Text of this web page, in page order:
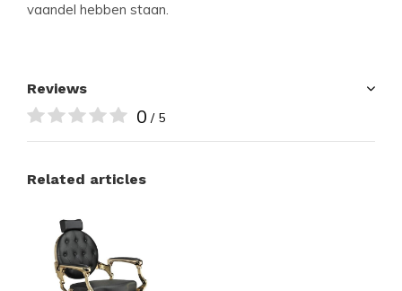
vaandel hebben staan.
Reviews
0 / 5
Related articles